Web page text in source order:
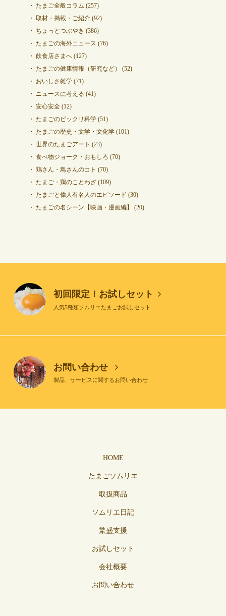
たまご全般コラム (257)
取材・掲載・ご紹介(92)
ちょっとつぶやき (386)
たまごの海外ニュース (76)
飲食店さまへ(127)
たまごの健康情報（研究など）
(52)
おいしさ雑学(71)
ニュースに考える (41)
安心安全(12)
たまごのビックリ科学(51)
たまごの歴史・文学・文化学(101)
世界のたまごアート (23)
食べ物ジョーク・おもしろ (70)
鶏さん・鳥さんのコト (70)
たまご・鶏のことわざ(109)
たまごと偉人有名人のエピソード (30)
たまごの名シーン【映画・漫画編】
(20)
初回限定！お試しセット
人気5種類ソムリエたまごお試しセット
お問い合わせ
製品、サービスに関するお問い合わせ
HOME
たまごソムリエ
取扱商品
ソムリエ日記
繁盛支援
お試しセット
会社概要
お問い合わせ